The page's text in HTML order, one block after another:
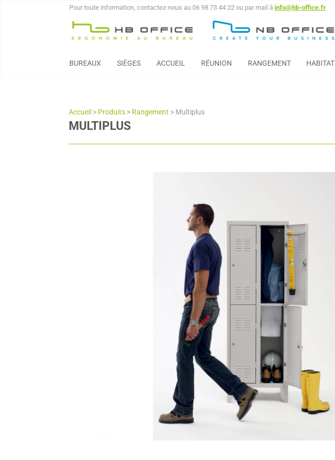
Pour toute information, contactez-nous au 06 98 73 44 22 ou par mail àinfo@hb-office.fr
BUREAUX SIÈGES ACCUEIL RÉUNION RANGEMENT HABITAT
Accueil > Produits > Rangement > Multiplus
MULTIPLUS